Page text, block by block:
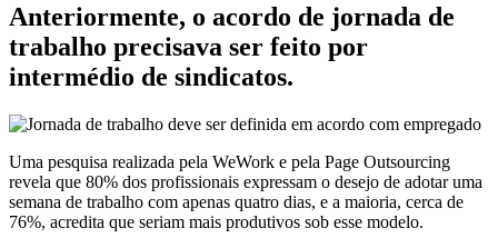
Anteriormente, o acordo de jornada de
trabalho precisava ser feito por
intermédio de sindicatos.
Uma pesquisa realizada pela WeWork e pela Page Outsourcing
revela que 80% dos profissionais expressam o desejo de adotar uma
semana de trabalho com apenas quatro dias, e a maioria, cerca de
76%, acredita que seriam mais produtivos sob esse modelo.